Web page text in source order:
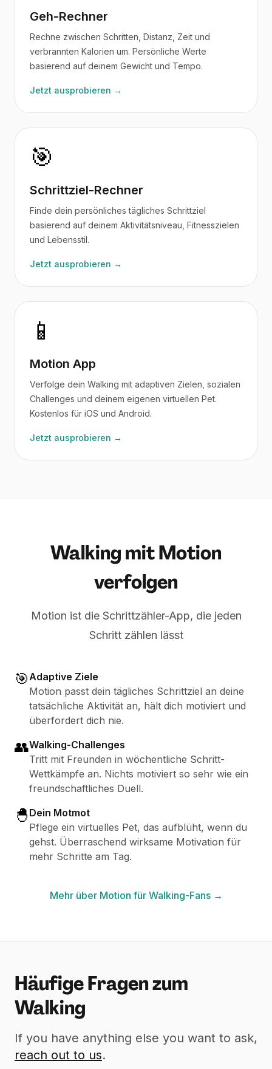
Geh-Rechner
Rechne zwischen Schritten, Distanz, Zeit und
verbrannten Kalorien um. Persönliche Werte
basierend auf deinem Gewicht und Tempo.
Jetzt ausprobieren →
🎯
Schrittziel-Rechner
Finde dein persönliches tägliches Schrittziel
basierend auf deinem Aktivitätsniveau, Fitnesszielen
und Lebensstil.
Jetzt ausprobieren →
📱
Motion App
Verfolge dein Walking mit adaptiven Zielen, sozialen
Challenges und deinem eigenen virtuellen Pet.
Kostenlos für iOS und Android.
Jetzt ausprobieren →
Walking mit Motion
verfolgen
Motion ist die Schrittzähler-App, die jeden
Schritt zählen lässt
🎯Adaptive Ziele
Motion passt dein tägliches Schrittziel an deine
tatsächliche Aktivität an, hält dich motiviert und
überfordert dich nie.
👥Walking-Challenges
Tritt mit Freunden in wöchentliche Schritt-
Wettkämpfe an. Nichts motiviert so sehr wie ein
freundschaftliches Duell.
🐣 Dein Motmot
Pflege ein virtuelles Pet, das aufblüht, wenn du
gehst. Überraschend wirksame Motivation für
mehr Schritte am Tag.
Mehr über Motion für Walking-Fans →
Häufige Fragen zum
Walking
If you have anything else you want to ask,
reach out to us.